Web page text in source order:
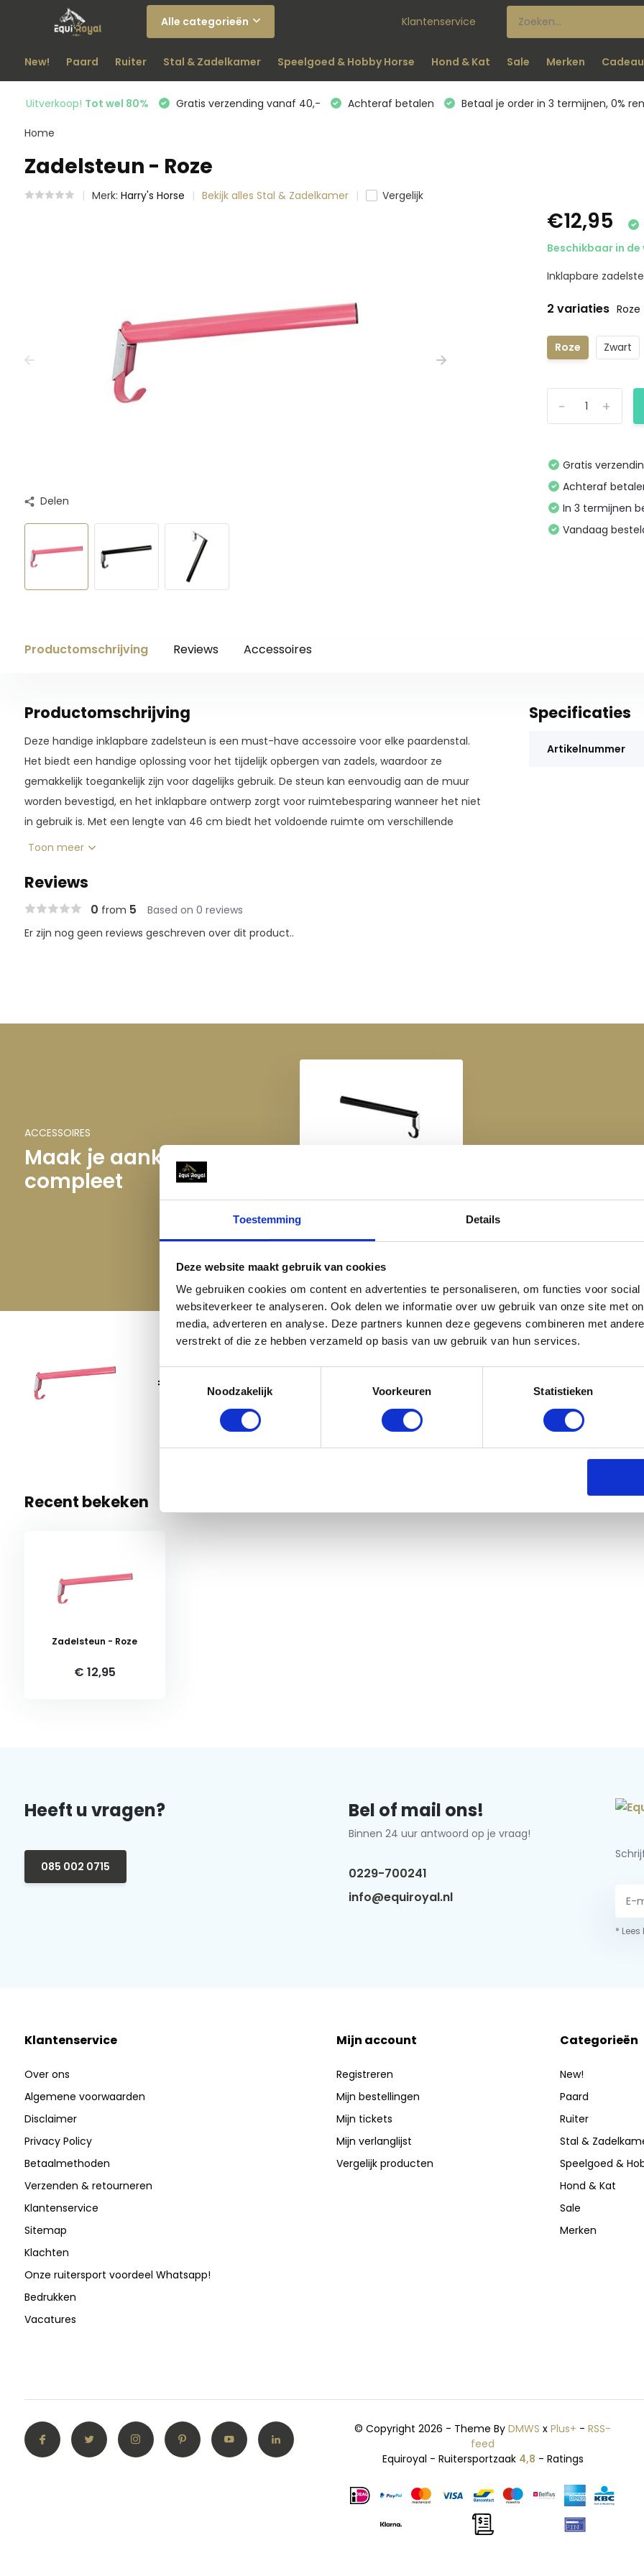
Toestemming Details
Deze website maakt gebruik van cookies
We gebruiken cookies om content en advertenties te personaliseren, om functies voor
websiteverkeer te analyseren. Ook delen we informatie over uw gebruik van onze site met
media, adverteren en analyse. Deze partners kunnen deze gegevens combineren met
verstrekt of die ze hebben verzameld op basis van uw gebruik van hun services.
Noodzakelijk
Voorkeuren Statistieken
Alle categorieën Klantenservice
New! Paard Ruiter Stal & Zadelkamer Speelgoed & Hobby Horse Hond & Kat Sale Merken
Uitverkoop! Tot wel 80% Gratis verzending vanaf 40,- Achteraf betalen Betaal je order in 3 termijnen, 0%
Home
Zadelsteun - Roze
Merk: Harry's Horse Bekijk alles Stal & Zadelkamer Vergelijk
Delen
€12,95
Beschikbaar in
Inklapbare
2 variaties Roze
Roze Zwart
+
-
Gratis
Achteraf
In 3 termijnen
Vandaag
Productomschrijving Reviews Accessoires
Productomschrijving
Deze handige inklapbare zadelsteun is een must-have accessoire voor elke paardenstal.
Het biedt een handige oplossing voor het tijdelijk opbergen van zadels, waardoor ze
gemakkelijk toegankelijk zijn voor dagelijks gebruik. De steun kan eenvoudig aan de muur
worden bevestigd, en het inklapbare ontwerp zorgt voor ruimtebesparing wanneer het niet
in gebruik is. Met een lengte van 46 cm biedt het voldoende ruimte om verschillende
soorten zadels veilig op te hangen. Maak gebruik van deze functionele zadelsteun om het
houden.
Toon meer
Specificaties
Artikelnummer
Reviews
0 from 5
Based on 0 reviews
Er zijn nog geen reviews geschreven over dit product..
ACCESSOIRES
Maak je aankoop
compleet
€ 19,95
€ 12,95
Zadelsteun - Roze
Roze
1 Op voorraad: voor 17:00 besteld = morgen in huis
Recent bekeken
Zadelsteun - Roze
€ 12,95
Heeft u vragen?
085 002 0715
Bel of mail ons!
Binnen 24 uur antwoord op je vraag!
0229-700241
info@equiroyal.nl
*
Klantenservice
Over ons
Algemene voorwaarden
Disclaimer
Privacy Policy
Betaalmethoden
Verzenden & retourneren
Klantenservice
Sitemap
Klachten
Onze ruitersport voordeel Whatsapp!
Bedrukken
Vacatures
Mijn account
Registreren
Mijn bestellingen
Mijn tickets
Mijn verlanglijst
Vergelijk producten
Categorieën
New!
Paard
Ruiter
Stal &
Speelgoed &
Hond & Kat
Sale
Merken
© Copyright 2026 - Theme ByDMWS xPlus+ -RSS-
feed
Equiroyal - Ruitersportzaak 4,8 - Ratings